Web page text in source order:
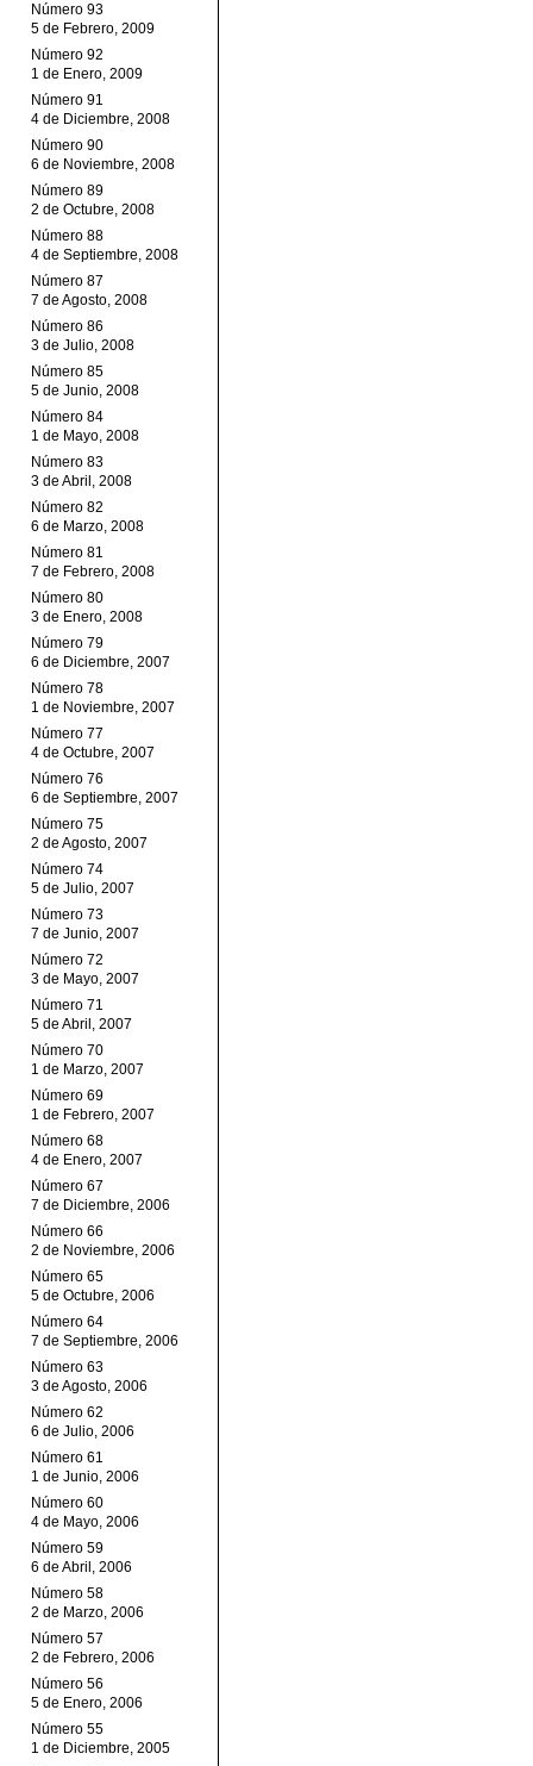
Número 93
5 de Febrero, 2009
Número 92
1 de Enero, 2009
Número 91
4 de Diciembre, 2008
Número 90
6 de Noviembre, 2008
Número 89
2 de Octubre, 2008
Número 88
4 de Septiembre, 2008
Número 87
7 de Agosto, 2008
Número 86
3 de Julio, 2008
Número 85
5 de Junio, 2008
Número 84
1 de Mayo, 2008
Número 83
3 de Abril, 2008
Número 82
6 de Marzo, 2008
Número 81
7 de Febrero, 2008
Número 80
3 de Enero, 2008
Número 79
6 de Diciembre, 2007
Número 78
1 de Noviembre, 2007
Número 77
4 de Octubre, 2007
Número 76
6 de Septiembre, 2007
Número 75
2 de Agosto, 2007
Número 74
5 de Julio, 2007
Número 73
7 de Junio, 2007
Número 72
3 de Mayo, 2007
Número 71
5 de Abril, 2007
Número 70
1 de Marzo, 2007
Número 69
1 de Febrero, 2007
Número 68
4 de Enero, 2007
Número 67
7 de Diciembre, 2006
Número 66
2 de Noviembre, 2006
Número 65
5 de Octubre, 2006
Número 64
7 de Septiembre, 2006
Número 63
3 de Agosto, 2006
Número 62
6 de Julio, 2006
Número 61
1 de Junio, 2006
Número 60
4 de Mayo, 2006
Número 59
6 de Abril, 2006
Número 58
2 de Marzo, 2006
Número 57
2 de Febrero, 2006
Número 56
5 de Enero, 2006
Número 55
1 de Diciembre, 2005